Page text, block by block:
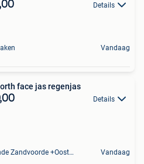
Details
Vandaag
face jas regenjas
Details
Oostende Zandvoorde +Oostende Vandaag